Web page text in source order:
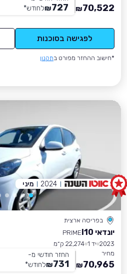
70,522
₪
727
₪לחודש*
לפגישה בסוכנות
*חישוב ההחזר מפורט בתקנון
בפריסה ארצית
יונדאי I10
PRIME
2023 יד 1
22,274 ק״מ
מחיר
70,965
₪
החזר חודשי מ-
731
₪לחודש*
2024 מיני